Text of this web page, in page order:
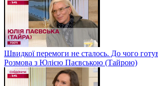
Швидкої перемоги не сталось. До чого
Розмова з Юлією Паєвською (Тайрою)